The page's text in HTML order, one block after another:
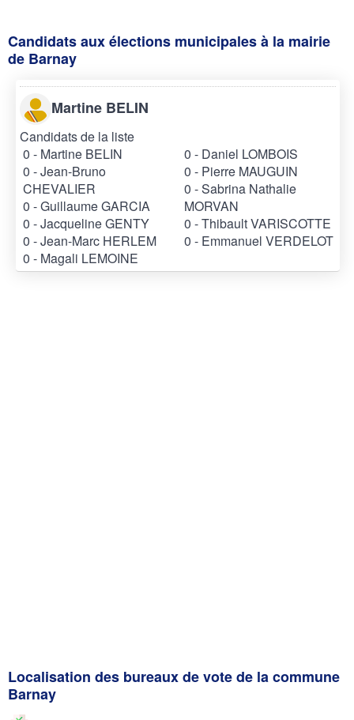
Candidats aux élections municipales à la mairie
de Barnay
Martine BELIN
Candidats de la liste
0 - Martine BELIN
0 - Jean-Bruno
CHEVALIER
0 - Guillaume GARCIA
0 - Jacqueline GENTY
0 - Jean-Marc HERLEM
0 - Magali LEMOINE
0 - Daniel LOMBOIS
0 - Pierre MAUGUIN
0 - Sabrina Nathalie
MORVAN
0 - Thibault VARISCOTTE
0 - Emmanuel VERDELOT
Localisation des bureaux de vote de la commune
Barnay